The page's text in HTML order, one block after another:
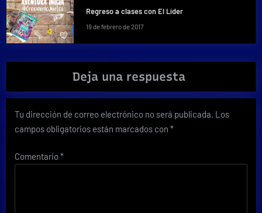
Regreso a clases con El Líder
19 de febrero de 2017
Deja una respuesta
Tu dirección de correo electrónico no será publicada. Los
campos obligatorios están marcados con *
Comentario*